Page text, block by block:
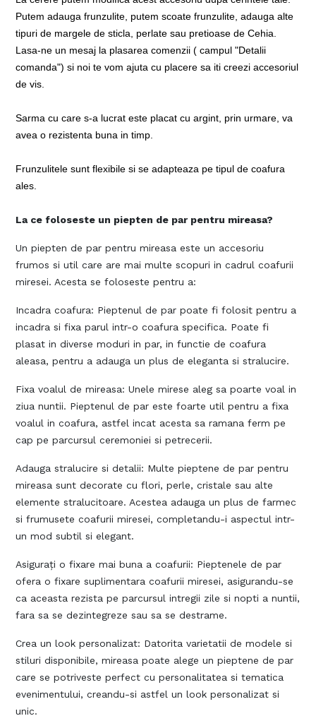
Putem adauga frunzulite, putem scoate frunzulite, adauga alte
tipuri de margele de sticla, perlate sau pretioase de Cehia.
Lasa-ne un mesaj la plasarea comenzii ( campul "Detalii
comanda") si noi te vom ajuta cu placere sa iti creezi accesoriul
de vis.
Sarma cu care s-a lucrat este placat cu argint, prin urmare, va
avea o rezistenta buna in timp.
Frunzulitele sunt flexibile si se adapteaza pe tipul de coafura
ales.
La ce foloseste un piepten de par pentru mireasa?
Un piepten de par pentru mireasa este un accesoriu
frumos si util care are mai multe scopuri in cadrul coafurii
miresei. Acesta se foloseste pentru a:
Incadra coafura: Pieptenul de par poate fi folosit pentru a
incadra si fixa parul intr-o coafura specifica. Poate fi
plasat in diverse moduri in par, in functie de coafura
aleasa, pentru a adauga un plus de eleganta si stralucire.
Fixa voalul de mireasa: Unele mirese aleg sa poarte voal in
ziua nuntii. Pieptenul de par este foarte util pentru a fixa
voalul in coafura, astfel incat acesta sa ramana ferm pe
cap pe parcursul ceremoniei si petrecerii.
Adauga stralucire si detalii: Multe pieptene de par pentru
mireasa sunt decorate cu flori, perle, cristale sau alte
elemente stralucitoare. Acestea adauga un plus de farmec
si frumusete coafurii miresei, completandu-i aspectul intr-
un mod subtil si elegant.
Asigurați o fixare mai buna a coafurii: Pieptenele de par
ofera o fixare suplimentara coafurii miresei, asigurandu-se
ca aceasta rezista pe parcursul intregii zile si nopti a nuntii,
fara sa se dezintegreze sau sa se destrame.
Crea un look personalizat: Datorita varietatii de modele si
stiluri disponibile, mireasa poate alege un pieptene de par
care se potriveste perfect cu personalitatea si tematica
evenimentului, creandu-si astfel un look personalizat si
unic.